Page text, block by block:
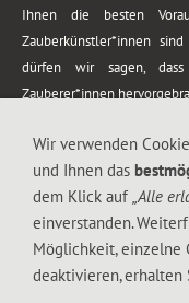
Ihnen die besten
Zauberkünstler*innen
dürfen wir sagen,
Zauberer*innen
vom Kinderprogramm bis
meiner Zauber-Sprech-
gewürzt mit Gags und
Wir verwenden
und Ihnen das
dem Klick auf „Alle
einverstanden.
Möglichkeit, einzelne
deaktivieren, erhalten